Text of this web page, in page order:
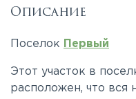
Описание
Поселок Первый
Этот участок в
расположен, что вся